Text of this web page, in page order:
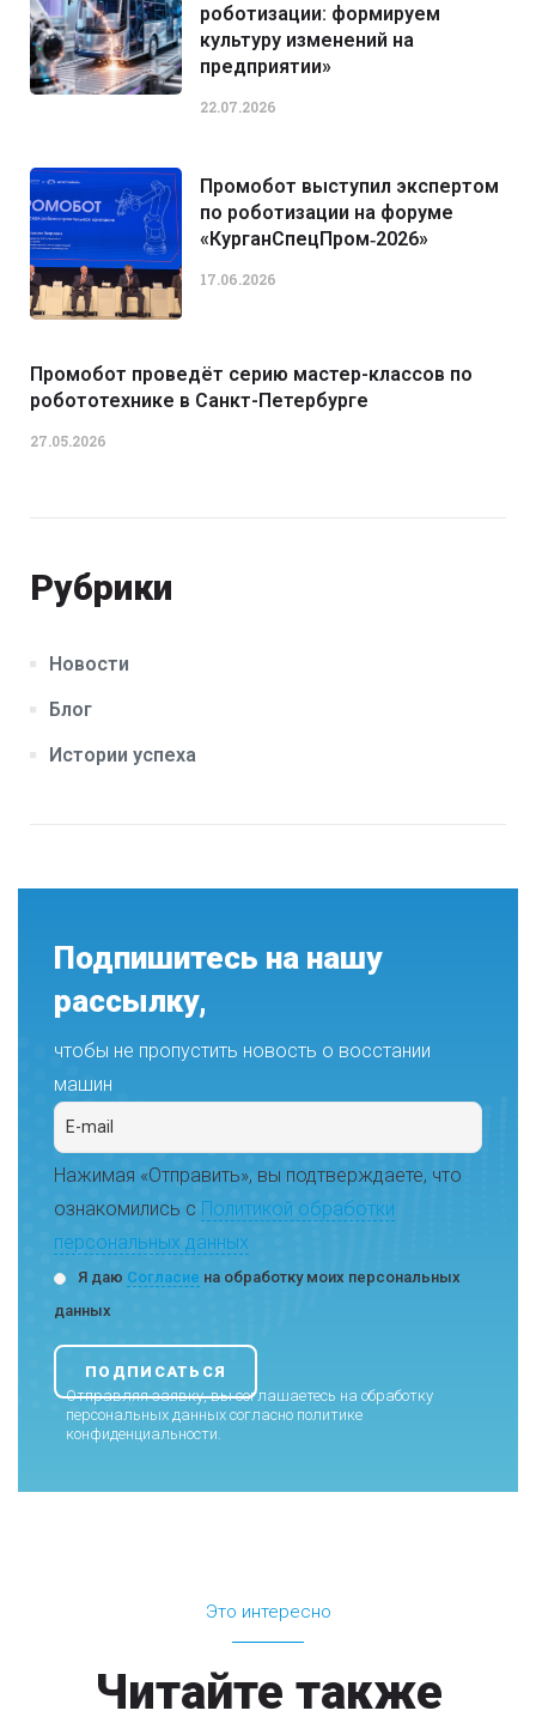
роботизации: формируем
культуру изменений на
предприятии»
22.07.2026
Промобот выступил экспертом
по роботизации на форуме
«КурганСпецПром‑2026»
17.06.2026
Промобот проведёт серию мастер-классов по
робототехнике в Санкт-Петербурге
27.05.2026
Рубрики
Новости
Блог
Истории успеха
Подпишитесь на нашу
рассылку,
чтобы не пропустить новость о восстании
машин
Нажимая «Отправить», вы подтверждаете, что
ознакомились с Политикой обработки
персональных данных
Я даю Согласие на обработку моих персональных
данных
Отправляя заявку, вы соглашаетесь на обработку
персональных данных согласно политике
конфиденциальности.
Это интересно
Читайте также